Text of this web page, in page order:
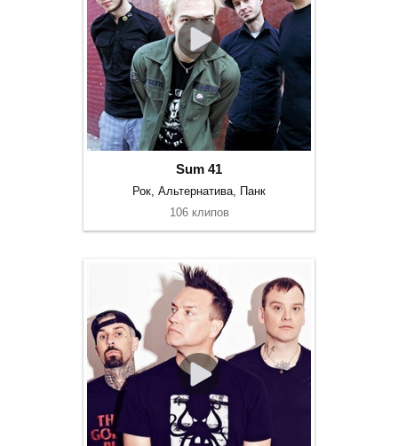
Sum 41
Рок, Альтернатива, Панк
106 клипов